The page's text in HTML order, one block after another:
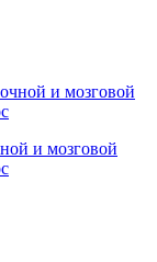
и мозговой